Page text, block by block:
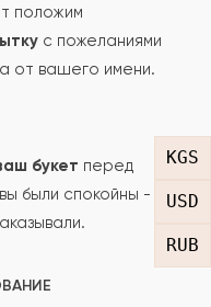
KGS
USD
RUB
положим
с пожеланиями
от вашего имени.
букет перед
были спокойны -